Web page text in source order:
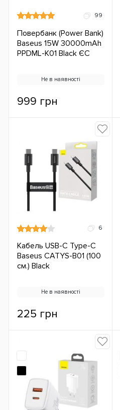
99
Повербанк (Power Bank)
Baseus 15W 30000mAh
PPDML-K01 Black ЄС
Не в наявності
999 грн
6
Кабель USB-C Type-C
Baseus CATYS-B01 (100
см.) Black
Не в наявності
225 грн